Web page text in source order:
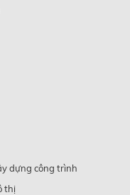
dựng công trình
thị